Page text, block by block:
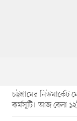
চট্টগ্রামের
কর্মসূটি। আজ বেলা